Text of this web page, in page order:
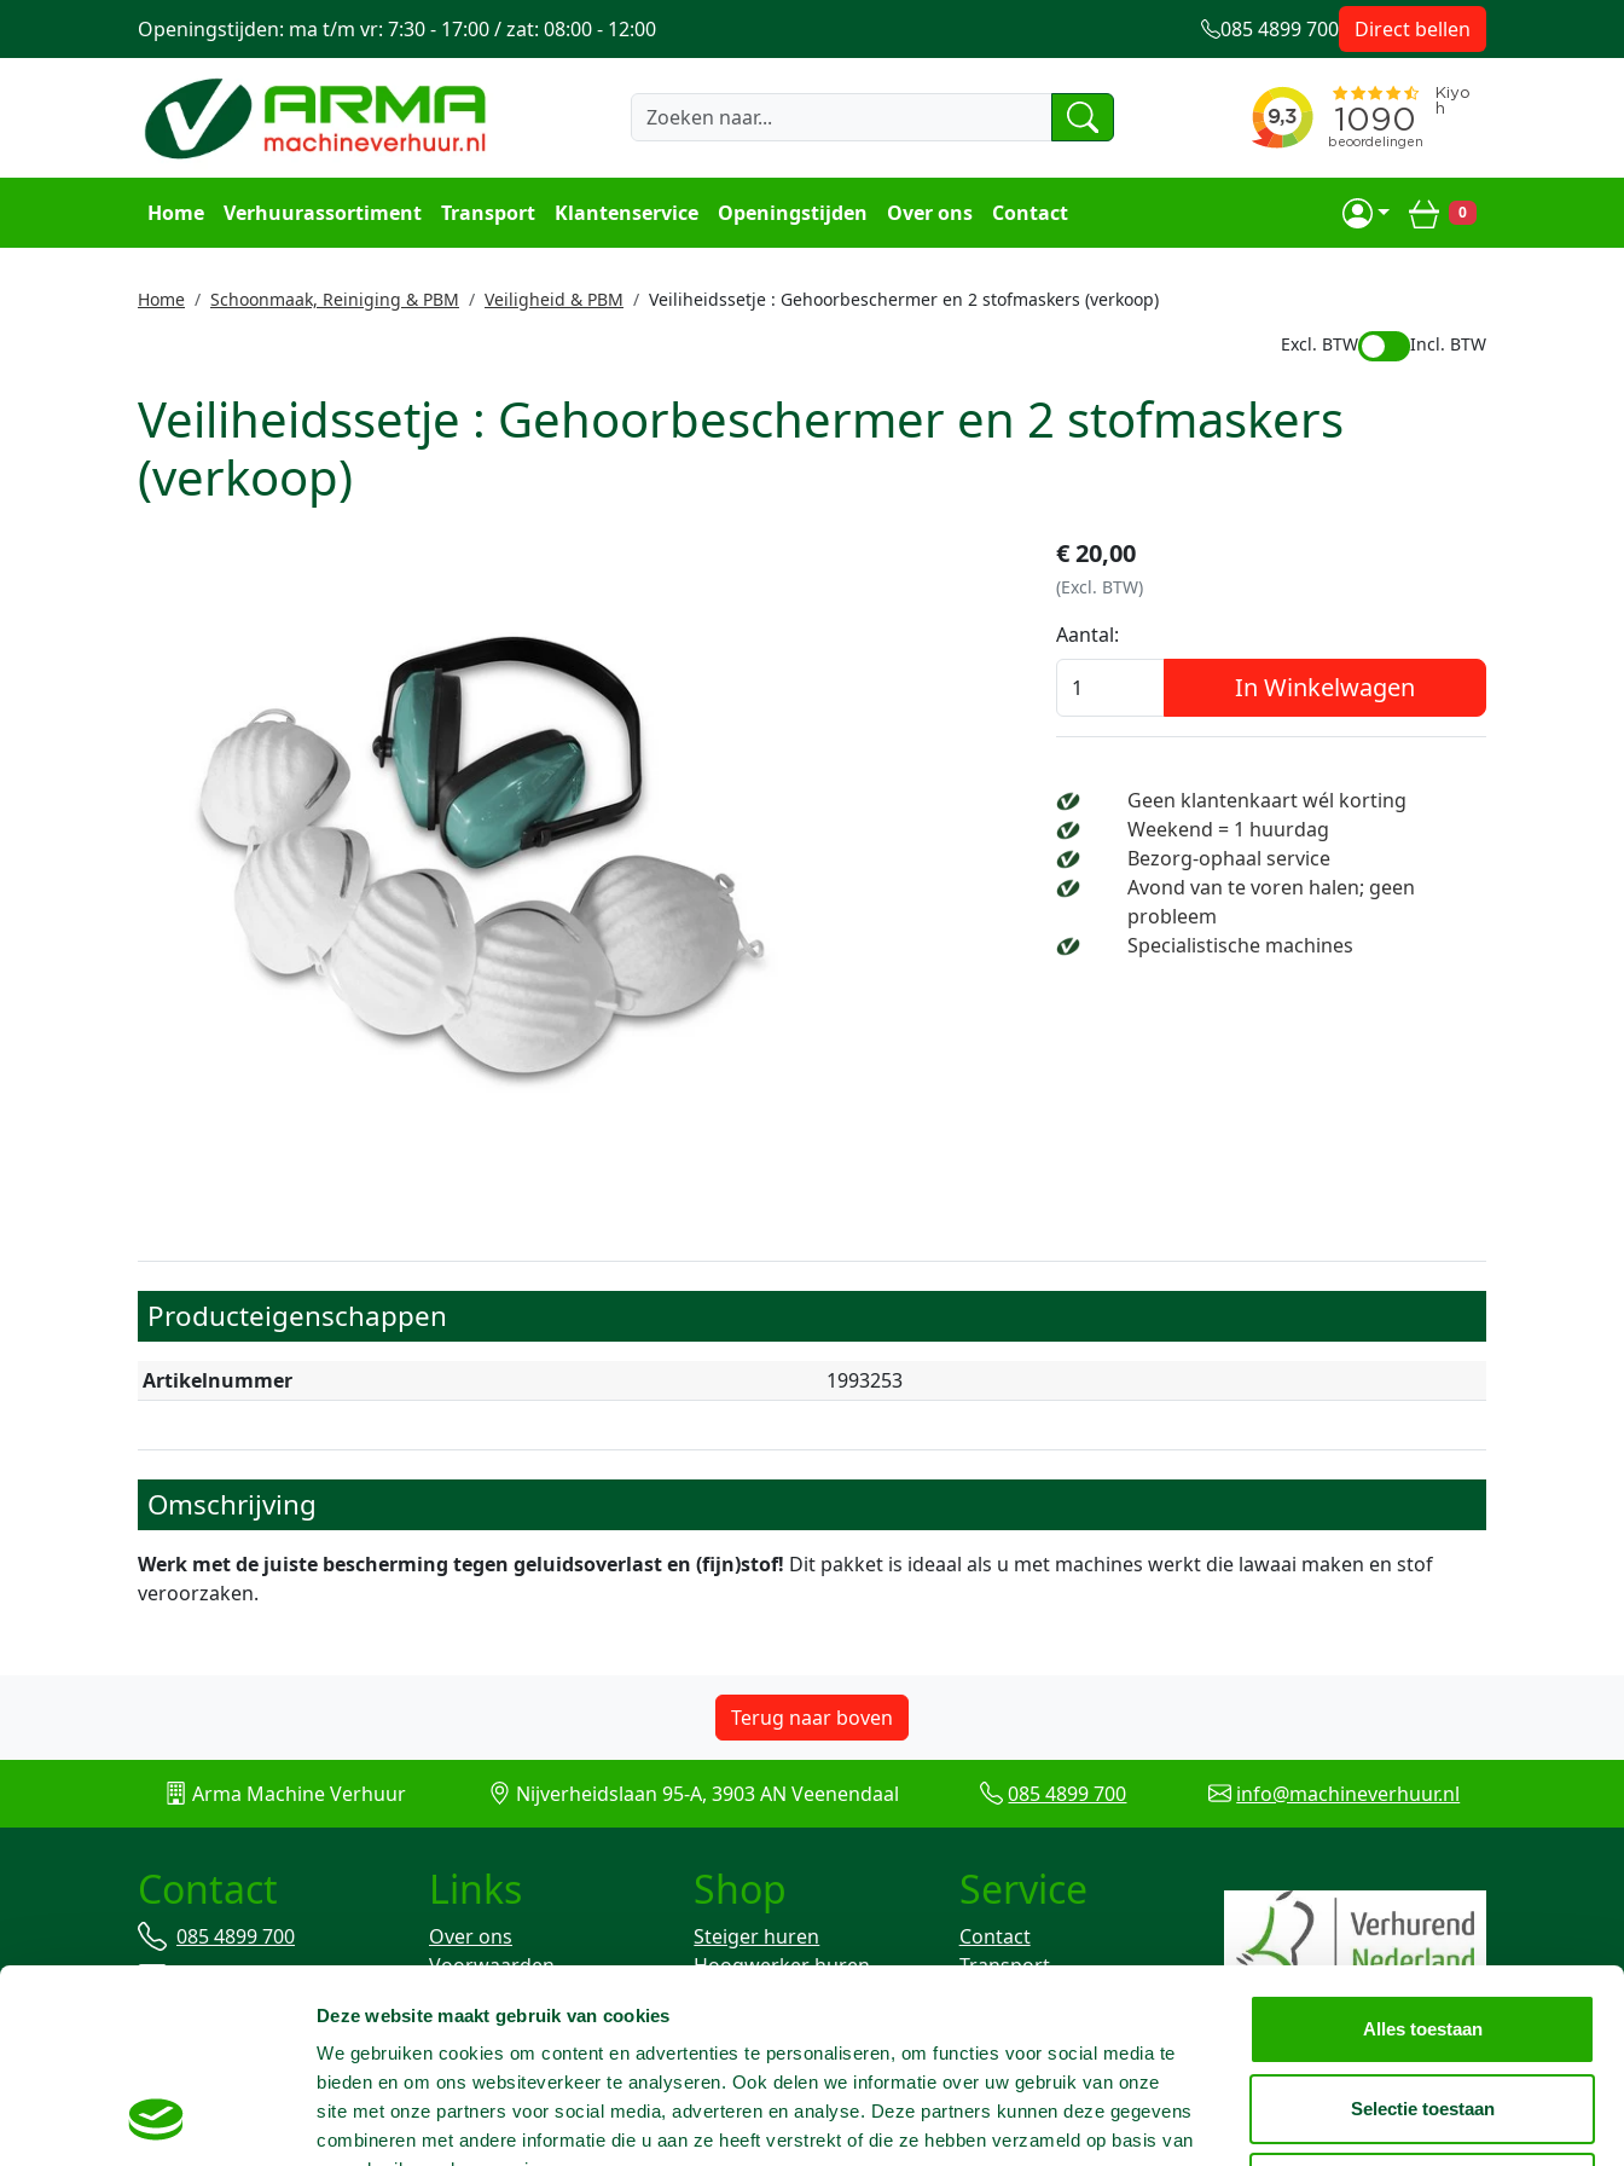
Deze website maakt gebruik van cookies
We gebruiken cookies om content en advertenties te personaliseren, om functies voor social media te
bieden en om ons websiteverkeer te analyseren. Ook delen we informatie over uw gebruik van onze
site met onze partners voor social media, adverteren en analyse. Deze partners kunnen deze gegevens
combineren met andere informatie die u aan ze heeft verstrekt of die ze hebben verzameld op basis van
Alles toestaan
Selectie toestaan
Home Verhuurassortiment Transport Klantenservice Openingstijden Over ons Contact Winkelwagen
0
Openingstijden: ma t/m vr: 7:30 - 17:00 / zat: 08:00 - 12:00 085 4899 700 Direct bellen
Home Schoonmaak, Reiniging & PBM Veiligheid & PBM
Veiliheidssetje : Gehoorbeschermer en 2 stofmaskers (verkoop)
Excl. BTW
Incl. BTW
Veiliheidssetje : Gehoorbeschermer en 2 stofmaskers
(verkoop)
€20,00
(Excl. BTW)
Aantal:
In Winkelwagen
Geen klantenkaart wél korting
Weekend = 1 huurdag
Bezorg-ophaal service
Avond van te voren halen; geen
probleem
Specialistische machines
Producteigenschappen
Artikelnummer 1993253
Omschrijving
Werk met de juiste bescherming tegen geluidsoverlast en (fijn)stof! Dit pakket is ideaal als u met machines werkt die lawaai maken en stof
veroorzaken.
Terug naar boven
Arma Machine Verhuur Nijverheidslaan 95-A, 3903 AN Veenendaal 085 4899 700 info@machineverhuur.nl
Contact
085 4899 700
info@machineverhuur.nl
Links
Over ons
Voorwaarden
Stofvrij werken
Shop
Steiger huren
Hoogwerker huren
Knikarm hoogwerker
huren
Telescoophoogwerker
huren
Service
Contact
Transport